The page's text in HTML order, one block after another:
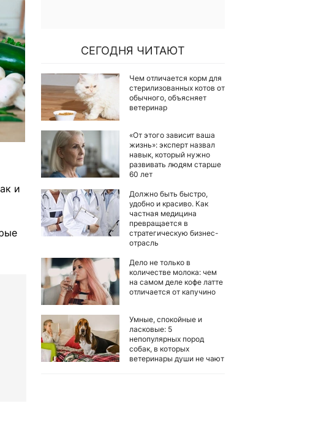
и
СЕГОДНЯ ЧИТАЮТ
Чем отличается корм для
стерилизованных котов от
обычного, объясняет
ветеринар
«От этого зависит ваша
жизнь»: эксперт назвал
навык, который нужно
развивать людям старше
60 лет
Должно быть быстро,
удобно и красиво. Как
частная медицина
превращается в
стратегическую бизнес-
отрасль
Дело не только в
количестве молока: чем
на самом деле кофе латте
отличается от капучино
Умные, спокойные и
ласковые: 5
непопулярных пород
собак, в которых
ветеринары души не чают